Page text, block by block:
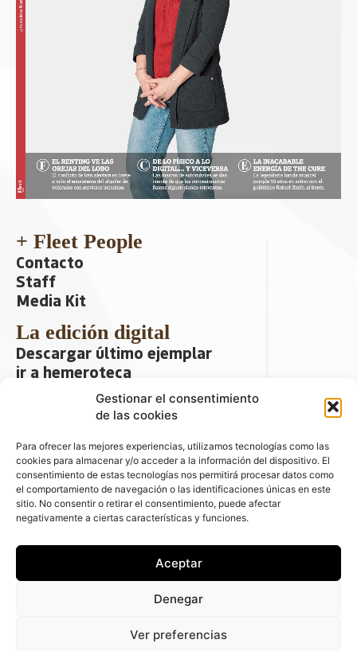
Gestionar el consentimiento
de las cookies
Para ofrecer las mejores experiencias, utilizamos tecnologías como las
cookies para almacenar y/o acceder a la información del dispositivo. El
consentimiento de estas tecnologías nos permitirá procesar datos como
el comportamiento de navegación o las identificaciones únicas en este
sitio. No consentir o retirar el consentimiento, puede afectar
negativamente a ciertas características y funciones.
Aceptar
Denegar
Ver preferencias
+ Fleet People
Contacto
Staff
Media Kit
La edición digital
Descargar último ejemplar
ir a hemeroteca
+ Contenido en redes sociales
© 2026 FLEET PEOPLE . La web líder de
las flotas y el renting de automóviles -
C/ Fernández de la Hoz 70, 1ºB - 28003 -
Madrid (España) | Política de Privacidad |
Política de Cookies | Email:
fleetpeople@fleetpeople.es